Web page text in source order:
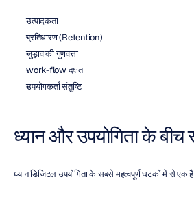
उत्पादकता
प्रतिधारण (Retention)
जुड़ाव की गुणवत्ता
work-flow दक्षता
उपयोगकर्ता संतुष्टि
ध्यान और उपयोगिता के
ध्यान डिजिटल उपयोगिता के सबसे महत्वपूर्ण घटकों में से एक